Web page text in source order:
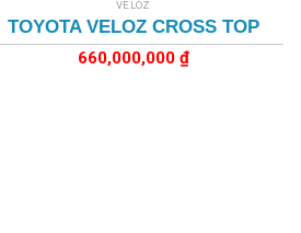
VELOZ
TOYOTA VELOZ CROSS TOP
660,000,000 ₫